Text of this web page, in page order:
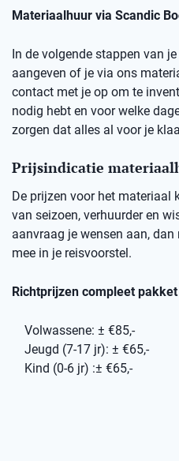
Materiaalhuur via Scandic
In de volgende stappen van
aangeven of je via ons
contact met je op om te
nodig hebt en voor welke
zorgen dat alles al voor je
Prijsindicatie
De prijzen voor het materiaal
van seizoen, verhuurder en
aanvraag je wensen aan,
mee in je reisvoorstel.
Richtprijzen compleet
Volwassene: ± €85,-
Jeugd (7-17 jr): ± €65,-
Kind (0-6 jr) :± €65,-